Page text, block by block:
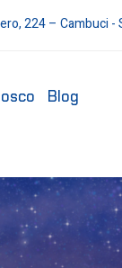
224 – Cambuci
Blog